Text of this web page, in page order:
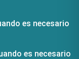
es necesario
es necesario